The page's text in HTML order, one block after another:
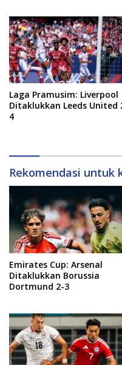
Laga Pramusim: Liverpool
Ditaklukkan Leeds United
4
Rekomendasi untuk
Emirates Cup: Arsenal
Ditaklukkan Borussia
Dortmund 2-3